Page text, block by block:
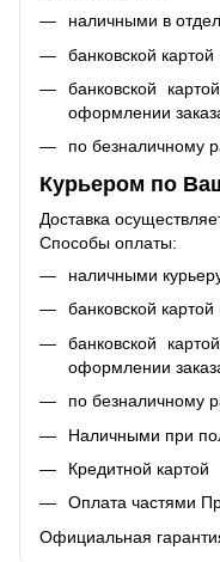
наличными в
банковской
банковской
оформлении
по безналичному
Курьером по
Доставка
Способы оплаты:
наличными
банковской картой
банковской
оформлении
по безналичному
Наличными при
Кредитной картой
Оплата частями
Официальная